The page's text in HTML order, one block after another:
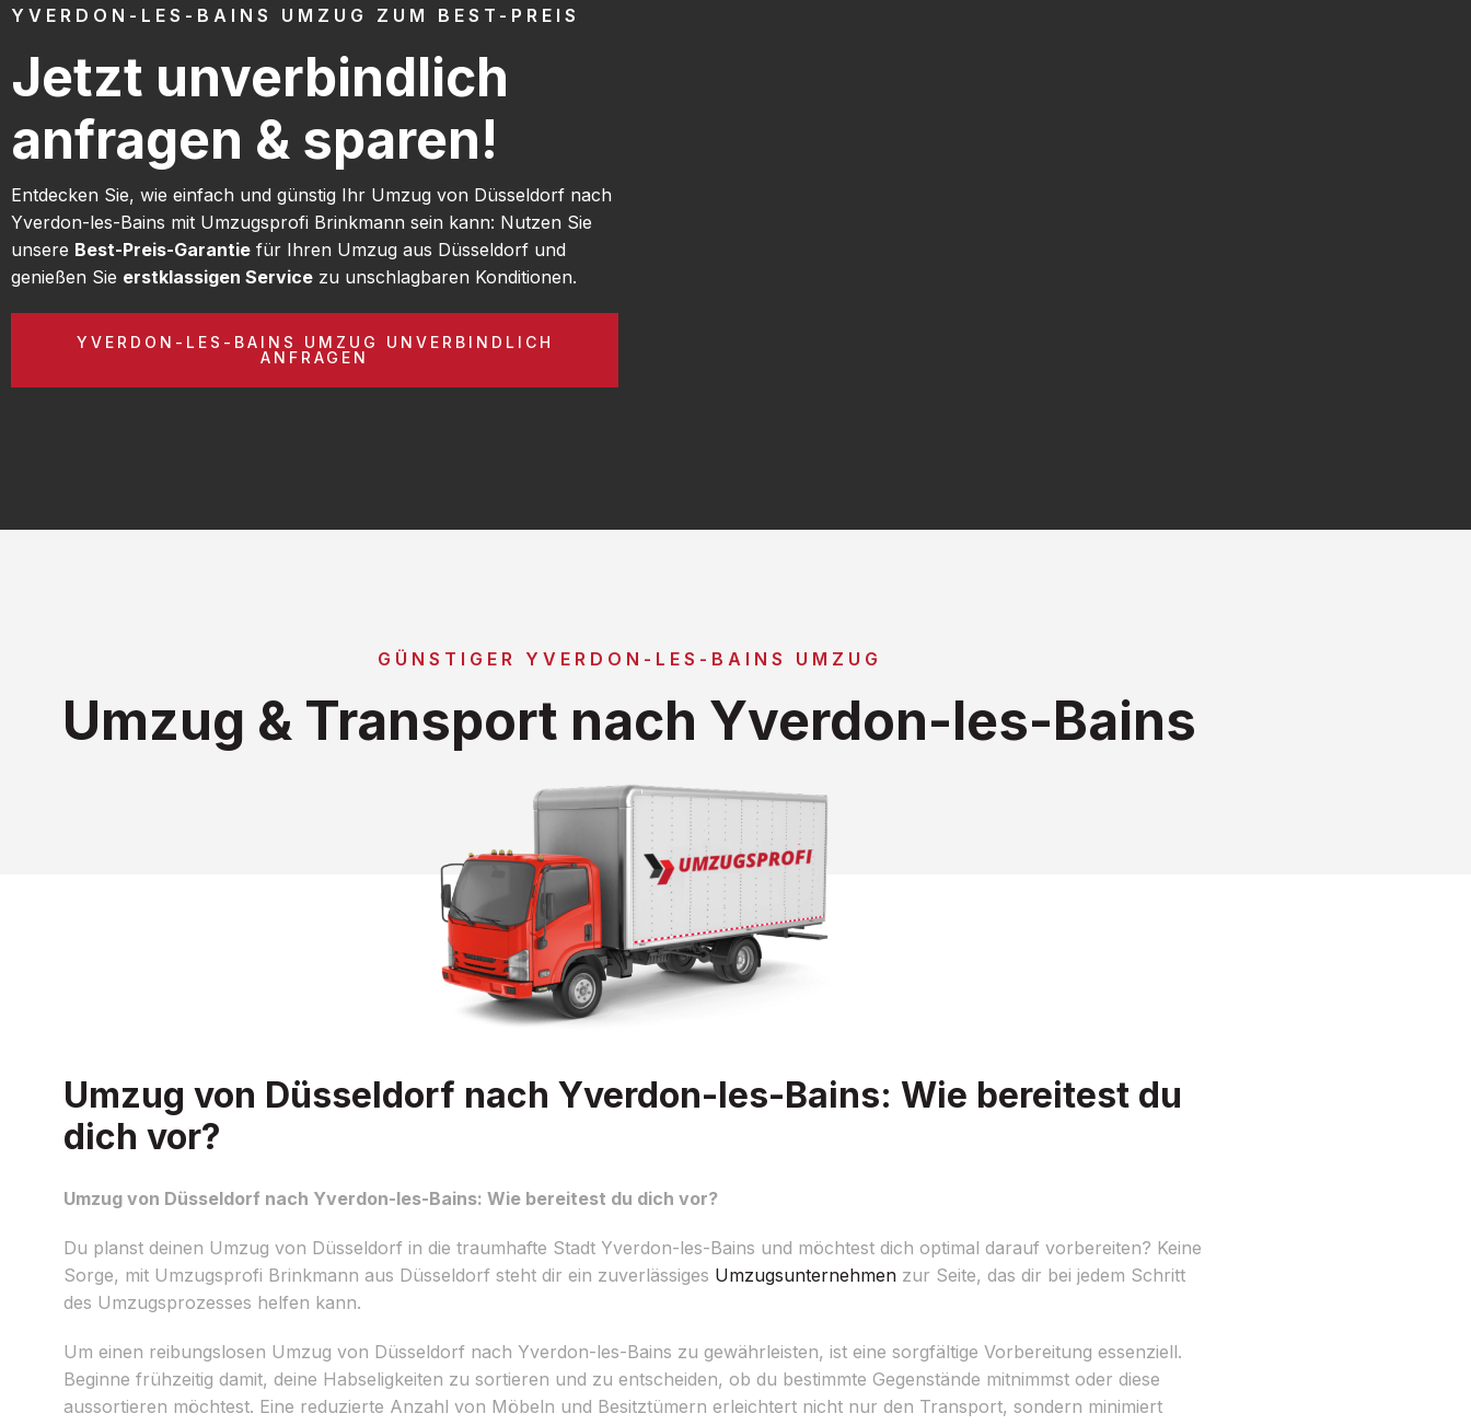
YVERDON-LES-BAINS UMZUG ZUM BEST-PREIS
Jetzt unverbindlich
anfragen & sparen!
Entdecken Sie, wie einfach und günstig Ihr Umzug von Düsseldorf nach
Yverdon-les-Bains mit Umzugsprofi Brinkmann sein kann: Nutzen Sie
unsere Best-Preis-Garantie für Ihren Umzug aus Düsseldorf und
genießen Sie erstklassigen Service zu unschlagbaren Konditionen.
YVERDON-LES-BAINS UMZUG UNVERBINDLICH
ANFRAGEN
GÜNSTIGER YVERDON-LES-BAINS UMZUG
Umzug & Transport nach Yverdon-les-Bains
Umzug von Düsseldorf nach Yverdon-les-Bains: Wie bereitest du
dich vor?
Umzug von Düsseldorf nach Yverdon-les-Bains: Wie bereitest du dich vor?
Du planst deinen Umzug von Düsseldorf in die traumhafte Stadt Yverdon-les-Bains und möchtest dich optimal darauf vorbereiten? Keine
Sorge, mit Umzugsprofi Brinkmann aus Düsseldorf steht dir ein zuverlässiges Umzugsunternehmen zur Seite, das dir bei jedem Schritt
des Umzugsprozesses helfen kann.
Um einen reibungslosen Umzug von Düsseldorf nach Yverdon-les-Bains zu gewährleisten, ist eine sorgfältige Vorbereitung essenziell.
Beginne frühzeitig damit, deine Habseligkeiten zu sortieren und zu entscheiden, ob du bestimmte Gegenstände mitnimmst oder diese
aussortieren möchtest. Eine reduzierte Anzahl von Möbeln und Besitztümern erleichtert nicht nur den Transport, sondern minimiert